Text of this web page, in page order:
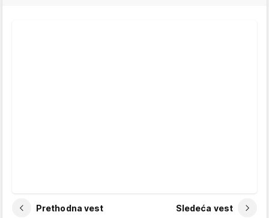
Prethodna vest Sledeća vest